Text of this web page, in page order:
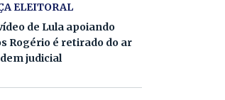
ELEITORAL
de Lula apoiando
Rogério é retirado do ar
judicial